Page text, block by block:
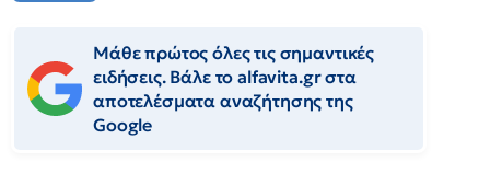
Μάθε πρώτος όλες τις σημαντικές
ειδήσεις. Βάλε το alfavita.gr στα
αποτελέσματα αναζήτησης της
Google